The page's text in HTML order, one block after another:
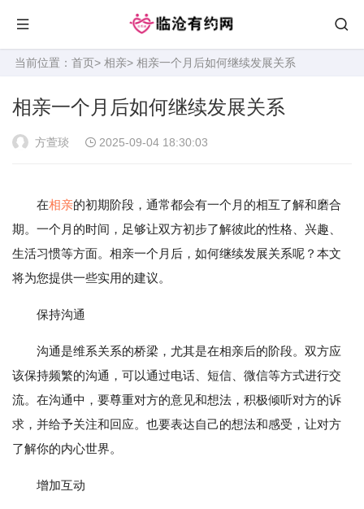
当前位置： 首页> 相亲> 相亲一个月后如何继续发展关系
相亲一个月后如何继续发展关系
方萱琰 2025-09-04 18:30:03
在相亲的初期阶段，通常都会有一个月的相互了解和磨合
期。一个月的时间，足够让双方初步了解彼此的性格、兴趣、
生活习惯等方面。相亲一个月后，如何继续发展关系呢？本文
将为您提供一些实用的建议。
保持沟通
沟通是维系关系的桥梁，尤其是在相亲后的阶段。双方应
该保持频繁的沟通，可以通过电话、短信、微信等方式进行交
流。在沟通中，要尊重对方的意见和想法，积极倾听对方的诉
求，并给予关注和回应。也要表达自己的想法和感受，让对方
了解你的内心世界。
增加互动